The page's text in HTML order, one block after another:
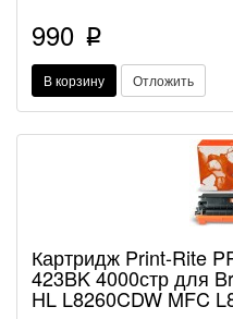
990 p
В корзину Отложить
Картридж Print-Rite
423BK 4000стр для
HL L8260CDW MFC